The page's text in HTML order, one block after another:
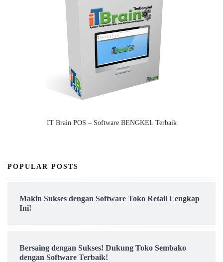
IT Brain POS – Software BENGKEL Terbaik
POPULAR POSTS
Makin Sukses dengan Software Toko Retail Lengkap
Ini!
Bersaing dengan Sukses! Dukung Toko Sembako
dengan Software Terbaik!